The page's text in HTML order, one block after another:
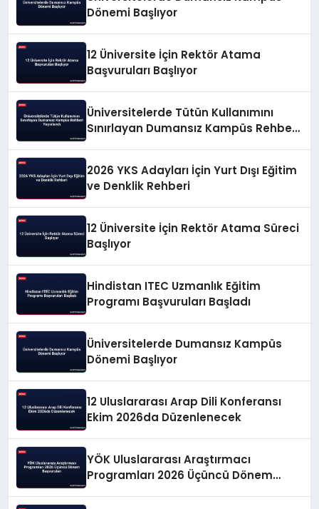
Dönemi Başlıyor
12 Üniversite İçin Rektör Atama
Başvuruları Başlıyor
Üniversitelerde Tütün Kullanımını
Sınırlayan Dumansız Kampüs Rehberi
2026 YKS Adayları İçin Yurt Dışı Eğitim
ve Denklik Rehberi
12 Üniversite İçin Rektör Atama Süreci
Başlıyor
Hindistan ITEC Uzmanlık Eğitim
Programı Başvuruları Başladı
Üniversitelerde Dumansız Kampüs
Dönemi Başlıyor
12 Uluslararası Arap Dili Konferansı
Ekim 2026da Düzenlenecek
YÖK Uluslararası Araştırmacı
Programları 2026 Üçüncü Dönem